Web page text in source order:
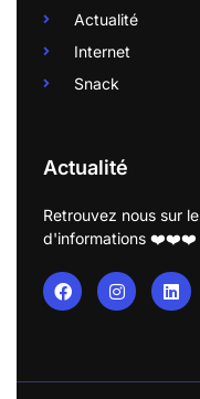
Actualité
Internet
Snack
Actualité
Retrouvez nous sur
d'informations ❤️❤️❤️